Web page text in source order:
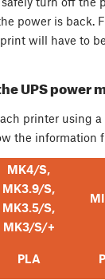
power is back.
will have to
UPS power
printer using
the information
MK4/S,
MK3.9/S,
MK3.5/S,
MK3/S/+
PLA